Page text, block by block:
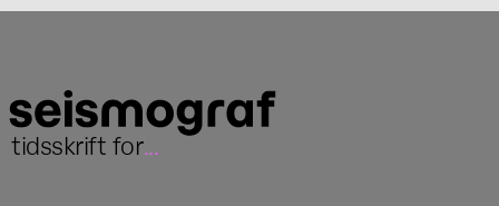
tidsskrift for...